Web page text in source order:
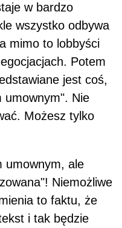
w bardzo
wszystko odbywa
mimo to lobbyści
Potem
jest coś,
umownym". Nie
Możesz tylko
umownym, ale
Niemożliwe
to faktu, że
i tak będzie